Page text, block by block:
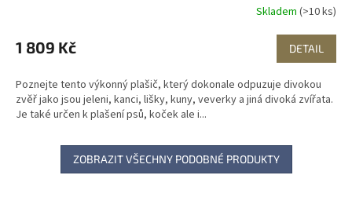
Skladem (>10 ks)
1 809 Kč DETAIL
Poznejte tento výkonný plašič, který dokonale odpuzuje divokou
zvěř jako jsou jeleni, kanci, lišky, kuny, veverky a jiná divoká zvířata.
Je také určen k plašení psů, koček ale i...
ZOBRAZIT VŠECHNY PODOBNÉ PRODUKTY